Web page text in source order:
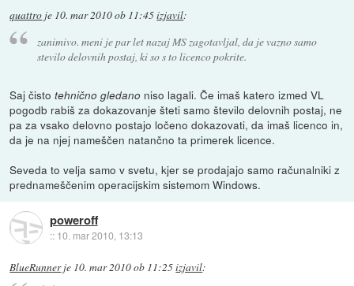
quattro je 10. mar 2010 ob 11:45izjavil:
zanimivo. meni je par let nazaj MS zagotavljal, da je vazno samo
stevilo delovnih postaj, ki so s to licenco pokrite.
Saj čistotehnično gledano niso lagali. Če imaš katero izmed VL
pogodb rabiš za dokazovanje šteti samo število delovnih postaj, ne
pa za vsako delovno postajo ločeno dokazovati, da imaš licenco in,
da je na njej nameščen natančno ta primerek licence.
Seveda to velja samo v svetu, kjer se prodajajo samo računalniki z
prednameščenim operacijskim sistemom Windows.
poweroff
:: 10. mar 2010, 13:13
BlueRunnerje 10. mar 2010 ob 11:25izjavil: